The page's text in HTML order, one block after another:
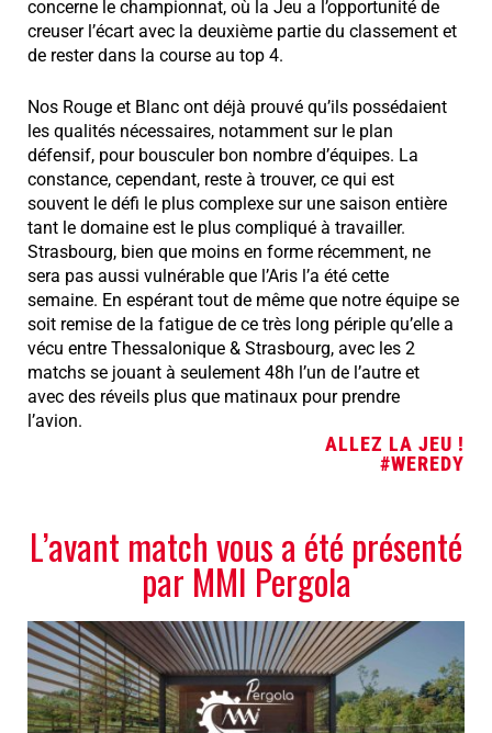
concerne le championnat, où la Jeu a l’opportunité de
creuser l’écart avec la deuxième partie du classement et
de rester dans la course au top 4.
Nos Rouge et Blanc ont déjà prouvé qu’ils possédaient
les qualités nécessaires, notamment sur le plan
défensif, pour bousculer bon nombre d’équipes. La
constance, cependant, reste à trouver, ce qui est
souvent le défi le plus complexe sur une saison entière
tant le domaine est le plus compliqué à travailler.
Strasbourg, bien que moins en forme récemment, ne
sera pas aussi vulnérable que l’Aris l’a été cette
semaine. En espérant tout de même que notre équipe se
soit remise de la fatigue de ce très long périple qu’elle a
vécu entre Thessalonique & Strasbourg, avec les 2
matchs se jouant à seulement 48h l’un de l’autre et
avec des réveils plus que matinaux pour prendre
l’avion.
ALLEZ LA JEU !
#WEREDY
L’avant match vous a été présenté
par MMI Pergola​